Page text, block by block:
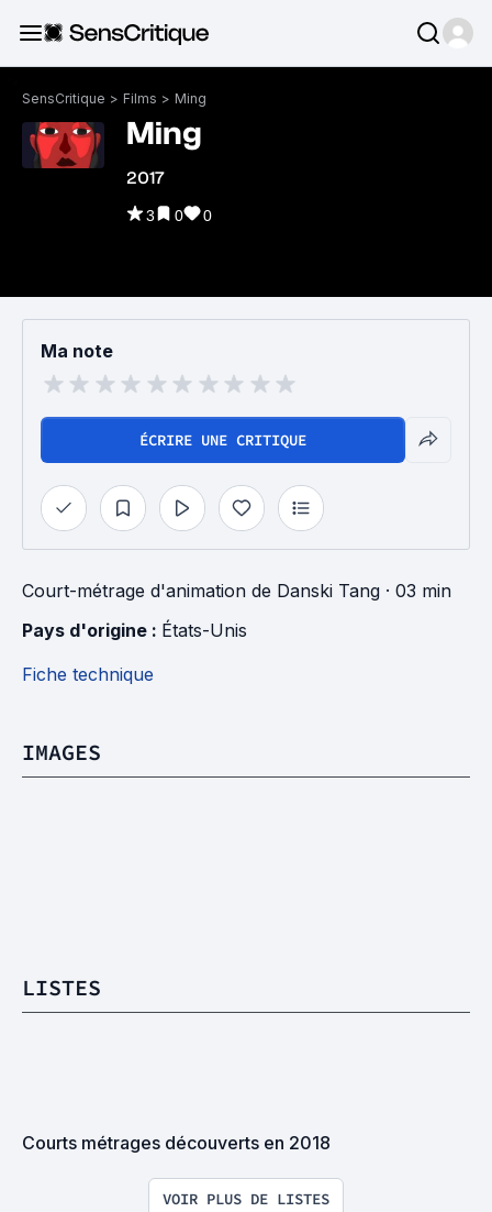
SensCritique > Films > Ming
Ming
2017
3 0 0
Ma note
ÉCRIRE UNE CRITIQUE
Court-métrage d'animation de Danski Tang · 03 min
Pays d'origine : États-Unis
Fiche technique
IMAGES
LISTES
Courts métrages découverts en 2018
VOIR PLUS DE LISTES